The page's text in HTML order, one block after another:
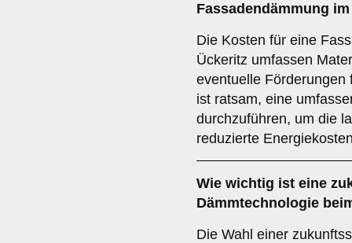
Fassadendämmung
Die Kosten für eine
Ückeritz umfassen
eventuelle Förderungen
ist ratsam, eine
durchzuführen, um die
reduzierte
Wie wichtig ist eine
Dämmtechnologie
Die Wahl einer